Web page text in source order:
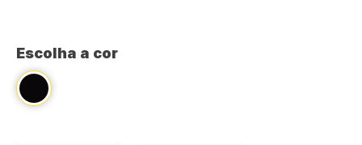
Escolha a cor